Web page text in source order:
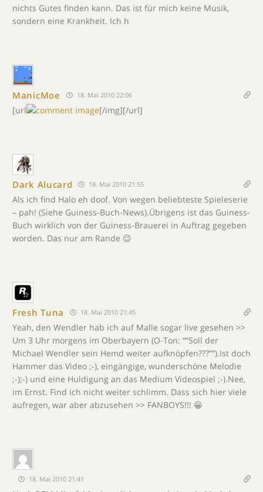
nichts Gutes finden kann. Das ist für mich keine Musik,
sondern eine Krankheit. Ich h
ManicMoe 18. Mai 2010 22:06
[url [/img][/url]
Dark Alucard 18. Mai 2010 21:55
Als ich find Halo eh doof. Von wegen beliebteste Spieleserie
– pah! (Siehe Guiness-Buch-News).Übrigens ist das Guiness-
Buch wirklich von der Guiness-Brauerei in Auftrag gegeben
worden. Das nur am Rande 😉
Fresh Tuna 18. Mai 2010 21:45
Yeah, den Wendler hab ich auf Malle sogar live gesehen >>
Um 3 Uhr morgens im Oberbayern (O-Ton: “”Soll der
Michael Wendler sein Hemd weiter aufknöpfen???””).Ist doch
Hammer das Video ;-), eingängige, wunderschöne Melodie
;-);-) und eine Huldigung an das Medium Videospiel ;-).Nee,
im Ernst. Find ich nicht weiter schlimm. Dass sich hier viele
aufregen, war aber abzusehen >> FANBOYS!!! 😀
18. Mai 2010 21:41